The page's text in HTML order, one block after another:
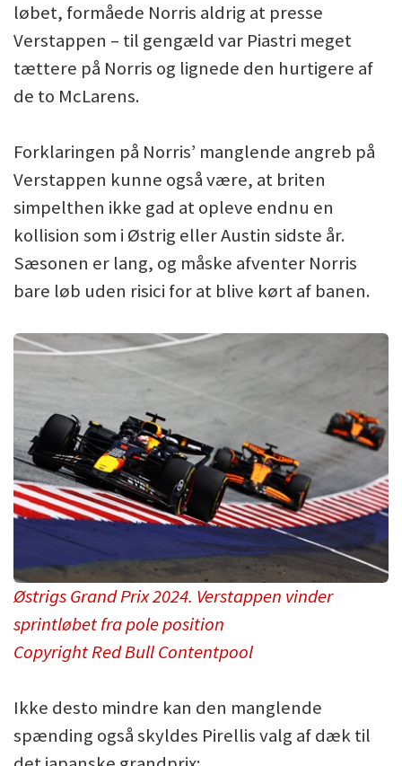
løbet, formåede Norris aldrig at presse
Verstappen – til gengæld var Piastri meget
tættere på Norris og lignede den hurtigere af
de to McLarens.
Forklaringen på Norris’ manglende angreb på
Verstappen kunne også være, at briten
simpelthen ikke gad at opleve endnu en
kollision som i Østrig eller Austin sidste år.
Sæsonen er lang, og måske afventer Norris
bare løb uden risici for at blive kørt af banen.
Østrigs Grand Prix 2024. Verstappen vinder
sprintløbet fra pole position
Copyright Red Bull Contentpool
Ikke desto mindre kan den manglende
spænding også skyldes Pirellis valg af dæk til